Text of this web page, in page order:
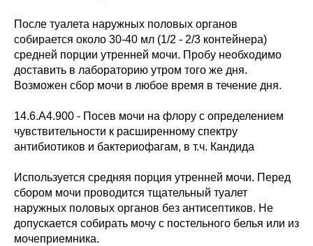
После туалета наружных половых органов
собирается около 30-40 мл (1/2 - 2/3 контейнера)
средней порции утренней мочи. Пробу необходимо
доставить в лабораторию утром того же дня.
Возможен сбор мочи в любое время в течение дня.
14.6.A4.900 - Посев мочи на флору с определением
чувствительности к расширенному спектру
антибиотиков и бактериофагам, в т.ч. Кандида
Используется средняя порция утренней мочи. Перед
сбором мочи проводится тщательный туалет
наружных половых органов без антисептиков. Не
допускается собирать мочу с постельного белья или из
мочеприемника.